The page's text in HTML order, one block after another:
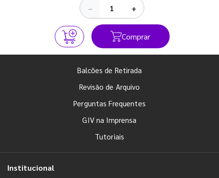
− +
Comprar
Balcões de Retirada
Revisão de Arquivo
Perguntas Frequentes
GIV na Imprensa
Tutoriais
Institucional